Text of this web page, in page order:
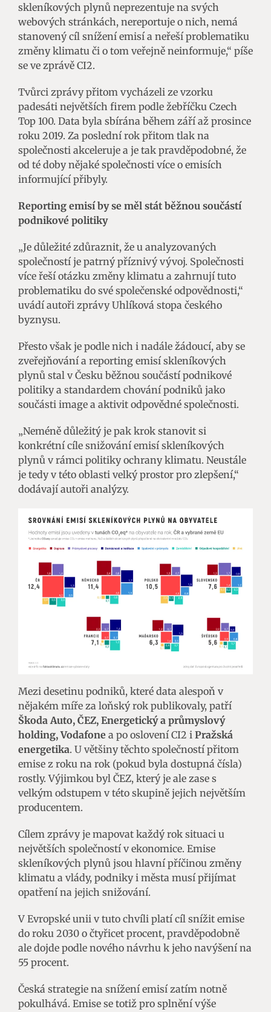
skleníkových plynů neprezentuje na svých
webových stránkách, nereportuje o nich, nemá
stanovený cíl snížení emisí a neřeší problematiku
změny klimatu či o tom veřejně neinformuje,“ píše
se ve zprávě CI2.
Tvůrci zprávy přitom vycházeli ze vzorku
padesáti největších firem podle žebříčku Czech
Top 100. Data byla sbírána během září až prosince
roku 2019. Za poslední rok přitom tlak na
společnosti akceleruje a je tak pravděpodobné, že
od té doby nějaké společnosti více o emisích
informující přibyly.
Reporting emisí by se měl stát běžnou součástí
podnikové politiky
„Je důležité zdůraznit, že u analyzovaných
společností je patrný příznivý vývoj. Společnosti
více řeší otázku změny klimatu a zahrnují tuto
problematiku do své společenské odpovědnosti,“
uvádí autoři zprávy Uhlíková stopa českého
byznysu.
Přesto však je podle nich i nadále žádoucí, aby se
zveřejňování a reporting emisí skleníkových
plynů stal v Česku běžnou součástí podnikové
politiky a standardem chování podniků jako
součásti image a aktivit odpovědné společnosti.
„Neméně důležitý je pak krok stanovit si
konkrétní cíle snižování emisí skleníkových
plynů v rámci politiky ochrany klimatu. Neustále
je tedy v této oblasti velký prostor pro zlepšení,“
dodávají autoři analýzy.
Mezi desetinu podniků, které data alespoň v
nějakém míře za loňský rok publikovaly, patří
Škoda Auto, ČEZ, Energetický a průmyslový
holding, Vodafone a po oslovení CI2 i Pražská
energetika. U většiny těchto společností přitom
emise z roku na rok (pokud byla dostupná čísla)
rostly. Výjimkou byl ČEZ, který je ale zase s
velkým odstupem v této skupině jejich největším
producentem.
Cílem zprávy je mapovat každý rok situaci u
největších společností v ekonomice. Emise
skleníkových plynů jsou hlavní příčinou změny
klimatu a vlády, podniky i města musí přijímat
opatření na jejich snižování.
V Evropské unii v tuto chvíli platí cíl snížit emise
do roku 2030 o čtyřicet procent, pravděpodobně
ale dojde podle nového návrhu k jeho navýšení na
55 procent.
Česká strategie na snížení emisí zatím notně
pokulhává. Emise se totiž pro splnění výše